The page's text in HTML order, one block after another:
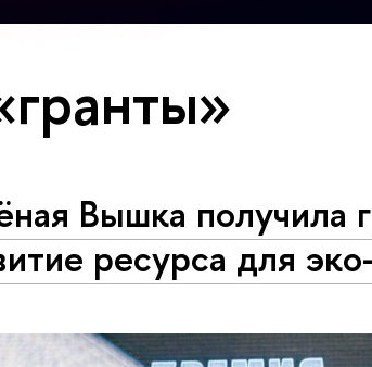
Вышка получила
ресурса для